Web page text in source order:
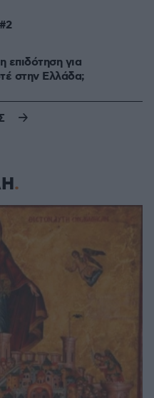
επιδότηση για
στην Ελλάδα;